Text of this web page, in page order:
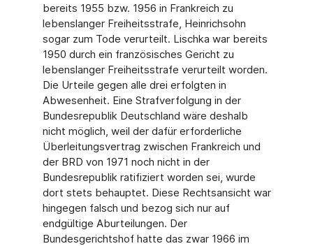
bereits 1955 bzw. 1956 in Frankreich zu
lebenslanger Freiheitsstrafe, Heinrichsohn
sogar zum Tode verurteilt. Lischka war bereits
1950 durch ein französisches Gericht zu
lebenslanger Freiheitsstrafe verurteilt worden.
Die Urteile gegen alle drei erfolgten in
Abwesenheit. Eine Strafverfolgung in der
Bundesrepublik Deutschland wäre deshalb
nicht möglich, weil der dafür erforderliche
Überleitungsvertrag zwischen Frankreich und
der BRD von 1971 noch nicht in der
Bundesrepublik ratifiziert worden sei, wurde
dort stets behauptet. Diese Rechtsansicht war
hingegen falsch und bezog sich nur auf
endgültige Aburteilungen. Der
Bundesgerichtshof hatte das zwar 1966 im